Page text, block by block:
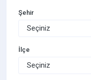
Şehir
İlçe